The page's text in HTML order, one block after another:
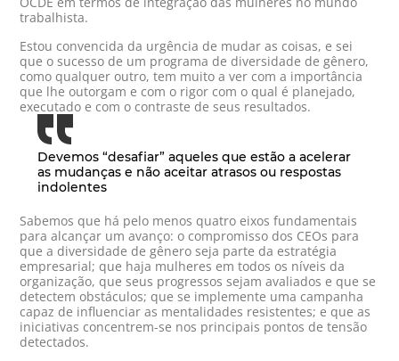
trabalhista.
Estou convencida da urgência de mudar as coisas, e sei
que o sucesso de um programa de diversidade de gênero,
como qualquer outro, tem muito a ver com a importância
que lhe outorgam e com o rigor com o qual é planejado,
executado e com o contraste de seus resultados.
Devemos “desafiar” aqueles que estão a acelerar
as mudanças e não aceitar atrasos ou respostas
indolentes
Sabemos que há pelo menos quatro eixos fundamentais
para alcançar um avanço: o compromisso dos CEOs para
que a diversidade de gênero seja parte da estratégia
empresarial; que haja mulheres em todos os níveis da
organização, que seus progressos sejam avaliados e que se
detectem obstáculos; que se implemente uma campanha
capaz de influenciar as mentalidades resistentes; e que as
iniciativas concentrem-se nos principais pontos de tensão
detectados.